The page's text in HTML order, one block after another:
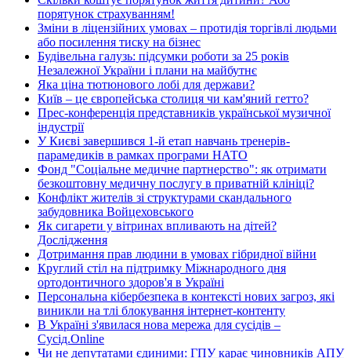
порятунок страхуванням!
Зміни в ліцензійних умовах – протидія торгівлі людьми
або посилення тиску на бізнес
Будівельна галузь: підсумки роботи за 25 років
Незалежної України і плани на майбутнє
Яка ціна тютюнового лобі для держави?
Київ – це європейська столиця чи кам'яний гетто?
Прес-конференція представників української музичної
індустрії
У Києві завершився 1-й етап навчань тренерів-
парамедиків в рамках програми НАТО
Фонд "Соціальне медичне партнерство": як отримати
безкоштовну медичну послугу в приватній клініці?
Конфлікт жителів зі структурами скандального
забудовника Войцеховського
Як сигарети у вітринах впливають на дітей?
Дослідження
Дотримання прав людини в умовах гібридної війни
Круглий стіл на підтримку Міжнародного дня
ортодонтичного здоров'я в Україні
Персональна кібербезпека в контексті нових загроз, які
виникли на тлі блокування інтернет-контенту
В Україні з'явилася нова мережа для сусідів –
Сусід.Online
Чи не депутатами єдиними: ГПУ карає чиновників АПУ